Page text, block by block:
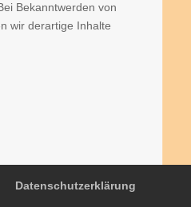
Bekanntwerden von
wir derartige Inhalte
Datenschutzerklärung